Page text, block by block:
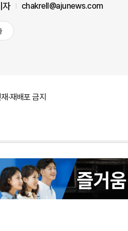
자 chakrell@ajunews.com
·재배포 금지